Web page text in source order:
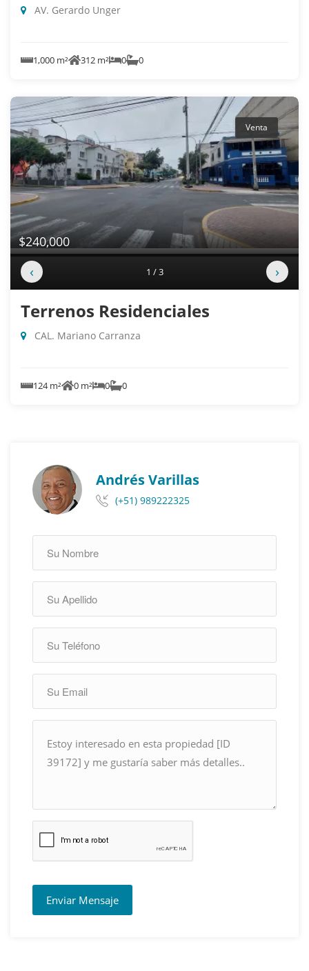
AV. Gerardo Unger
1,000 m² 312 m² 0 0
Venta
$240,000
‹ 1 / 3 ›
Terrenos Residenciales
CAL. Mariano Carranza
124 m² 0 m² 0 0
Andrés Varillas
(+51) 989222325
Enviar Mensaje